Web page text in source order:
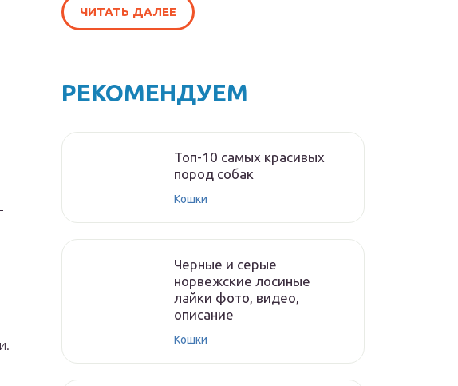
ЧИТАТЬ ДАЛЕЕ
РЕКОМЕНДУЕМ
Топ-10 самых красивых
пород собак
Кошки
Черные и серые
норвежские лосиные
лайки фото, видео,
описание
Кошки